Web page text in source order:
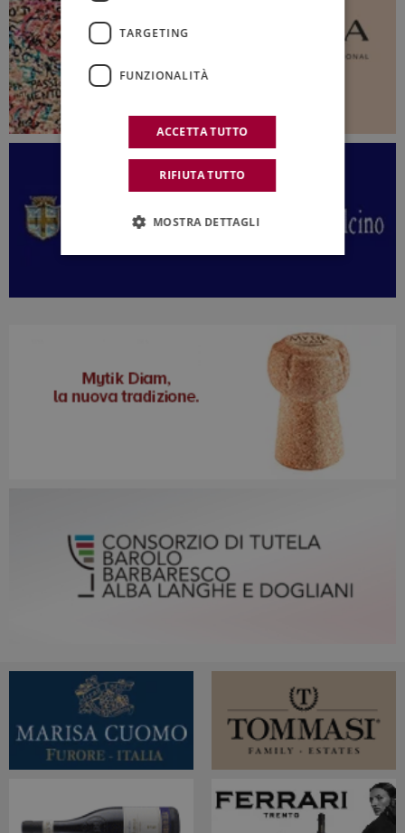
TARGETING
FUNZIONALITÀ
ACCETTA TUTTO
RIFIUTA TUTTO
MOSTRA DETTAGLI